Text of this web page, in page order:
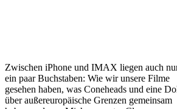
Zwischen iPhone und IMAX liegen auch
ein paar Buchstaben: Wie wir unsere Filme
gesehen haben, was Coneheads und eine
über außereuropäische Grenzen gemeinsam